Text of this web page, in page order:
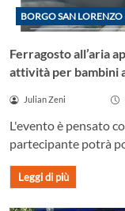
BORGO SAN LORENZO
Ferragosto all’aria
attività per bambini
Julian Zeni
L'evento è pensato
partecipante potrà
Leggi di più